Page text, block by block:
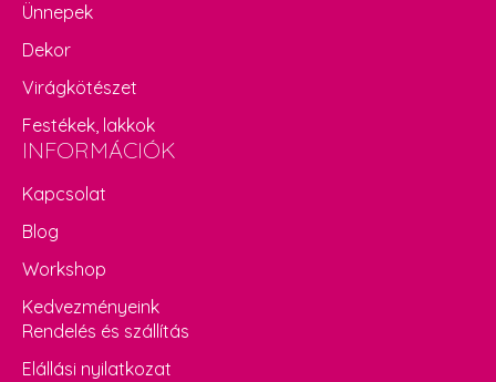
Ünnepek
Dekor
Virágkötészet
Festékek, lakkok
INFORMÁCIÓK
Kapcsolat
Blog
Workshop
Kedvezményeink
Rendelés és szállítás
Elállási nyilatkozat